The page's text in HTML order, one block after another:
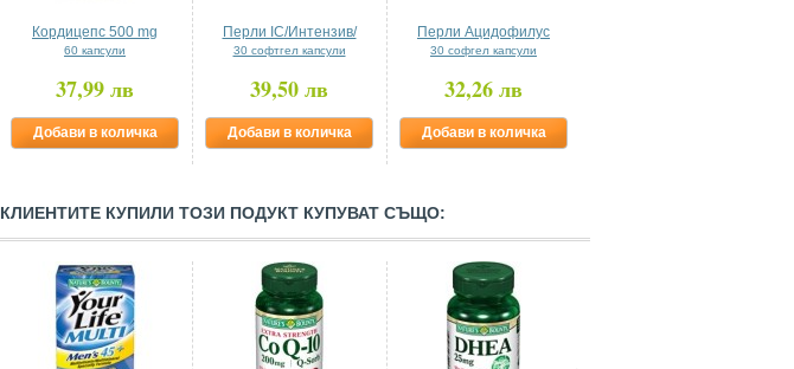
Кордицепс 500 mg
60 капсули
37,99 лв
Добави в количка
Перли IC/Интензив/
30 софтгел капсули
39,50 лв
Добави в количка
Перли Ацидофилус
30 софгел капсули
32,26 лв
Добави в количка
КЛИЕНТИТЕ КУПИЛИ ТОЗИ ПОДУКТ КУПУВАТ СЪЩО: